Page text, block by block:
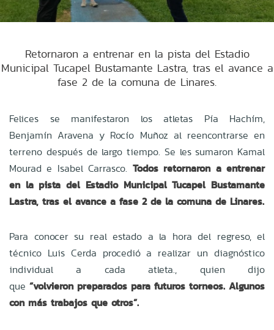
Retornaron a entrenar en la pista del Estadio
Municipal Tucapel Bustamante Lastra, tras el avance a
fase 2 de la comuna de Linares.
Felices se manifestaron los atletas Pía Hachím,
Benjamín Aravena y Rocío Muñoz al reencontrarse en
terreno después de largo tiempo. Se les sumaron Kamal
Mourad e Isabel Carrasco. Todos retornaron a entrenar
en la pista del Estadio Municipal Tucapel Bustamante
Lastra, tras el avance a fase 2 de la comuna de Linares.
Para conocer su real estado a la hora del regreso, el
técnico Luis Cerda procedió a realizar un diagnóstico
individual a cada atleta., quien dijo
que “volvieron preparados para futuros torneos. Algunos
con más trabajos que otros”.